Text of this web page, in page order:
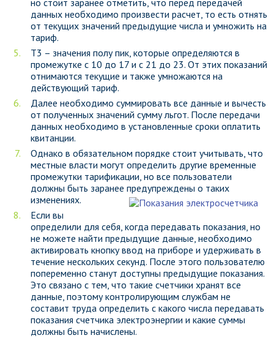
но стоит заранее отметить, что перед передачей
данных необходимо произвести расчет, то есть отнять
от текущих значений предыдущие числа и умножить на
тариф.
Т3 – значения полу пик, которые определяются в
промежутке с 10 до 17 и с 21 до 23. От этих показаний
отнимаются текущие и также умножаются на
действующий тариф.
Далее необходимо суммировать все данные и вычесть
от полученных значений сумму льгот. После передачи
данных необходимо в установленные сроки оплатить
квитанции.
Однако в обязательном порядке стоит учитывать, что
местные власти могут определить другие временные
промежутки тарификации, но все пользователи
должны быть заранее предупреждены о таких
изменениях.
Если вы
определили для себя, когда передавать показания, но
не можете найти предыдущие данные, необходимо
активировать кнопку ввод на приборе и удерживать в
течение нескольких секунд. После этого пользователю
попеременно станут доступны предыдущие показания.
Это связано с тем, что такие счетчики хранят все
данные, поэтому контролирующим службам не
составит труда определить с какого числа передавать
показания счетчика электроэнергии и какие суммы
должны быть начислены.